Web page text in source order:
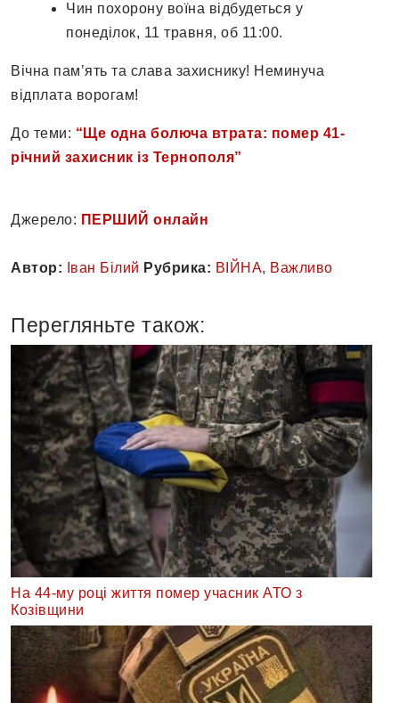
Чин похорону воїна відбудеться у
понеділок, 11 травня, об 11:00.
Вічна пам’ять та слава захиснику! Неминуча
відплата ворогам!
До теми: “Ще одна болюча втрата: помер 41-
річний захисник із Тернополя”
Джерело: ПЕРШИЙ онлайн
Автор: Іван Білий Рубрика: ВІЙНА, Важливо
Перегляньте також:
На 44-му році життя помер учасник АТО з
Козівщини